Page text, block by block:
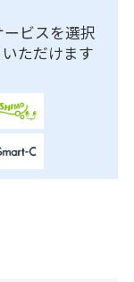
ビスを選択
ただけます